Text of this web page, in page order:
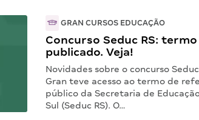
GRAN CURSOS EDUCAÇÃO
Concurso Seduc RS:
publicado. Veja!
Novidades sobre o concurso
Gran teve acesso ao termo de
público da Secretaria de
Sul (Seduc RS). O…